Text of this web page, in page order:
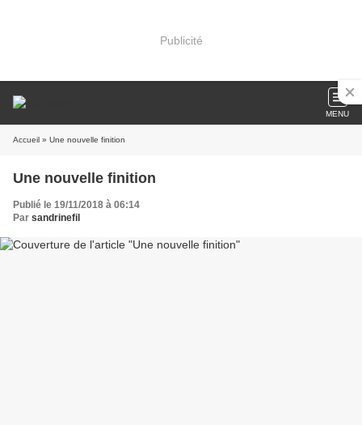
Publicité
MENU
Accueil » Une nouvelle finition
Une nouvelle finition
Publié le 19/11/2018 à 06:14
Par sandrinefil